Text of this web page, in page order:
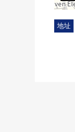
地址